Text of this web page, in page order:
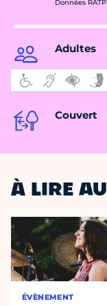
Données
Adultes
Couvert
À LIRE
ÉVÈNEMENT